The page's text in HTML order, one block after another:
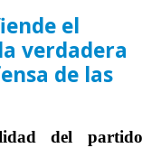
el
verdadera
de las
del partido